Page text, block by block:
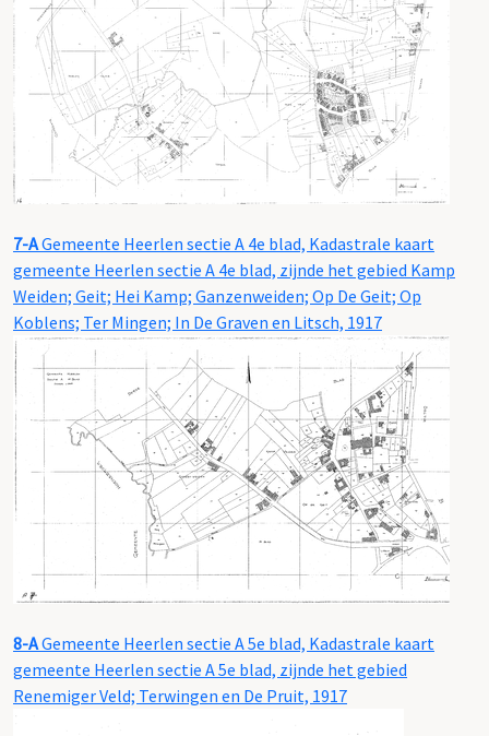
7-AGemeente Heerlen sectie A 4e blad, Kadastrale kaart
gemeente Heerlen sectie A 4e blad, zijnde het gebied Kamp
Weiden; Geit; Hei Kamp; Ganzenweiden; Op De Geit; Op
Koblens; Ter Mingen; In De Graven en Litsch, 1917
8-AGemeente Heerlen sectie A 5e blad, Kadastrale kaart
gemeente Heerlen sectie A 5e blad, zijnde het gebied
Renemiger Veld; Terwingen en De Pruit, 1917